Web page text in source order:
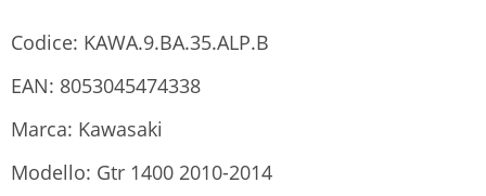
Codice: KAWA.9.BA.35.ALP.B
EAN: 8053045474338
Marca: Kawasaki
Modello: Gtr 1400 2010-2014